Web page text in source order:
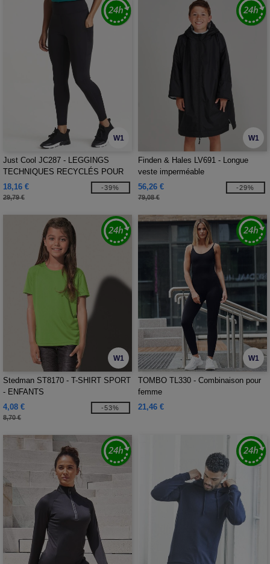
W1
Just Cool JC287 - LEGGINGS
TECHNIQUES RECYCLÉS POUR
FEMMES
18,16 €
29,79 €
-39%
W1
Finden & Hales LV691 - Longue
veste imperméable
56,26 €
79,08 €
-29%
W1
Stedman ST8170 - T-SHIRT SPORT
- ENFANTS
4,08 €
8,70 €
-53%
W1
TOMBO TL330 - Combinaison pour
femme
21,46 €